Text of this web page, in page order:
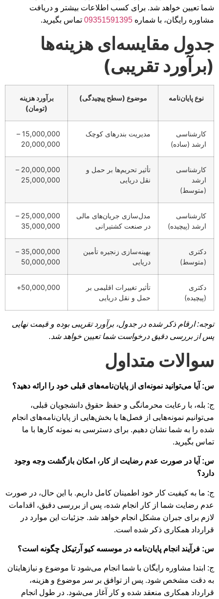
شما تعیین خواهد شد. برای کسب اطلاعات بیشتر و دریافت
مشاوره رایگان، با شماره 09351591395 تماس بگیرید.
جدول مقایسه‌ای هزینه‌ها
(برآورد تقریبی)
نوع پایان‌نامه موضوع (سطح پیچیدگی)
برآورد هزینه
(تومان)
کارشناسی
ارشد (ساده)
مدیریت بندرهای کوچک
15,000,000 –
20,000,000
کارشناسی
ارشد
(متوسط)
تأثیر تحریم‌ها بر حمل و
نقل دریایی
20,000,000 –
25,000,000
کارشناسی
ارشد (پیچیده)
مدل‌سازی جریان‌های مالی
در صنعت کشتیرانی
25,000,000 –
35,000,000
دکتری
(متوسط)
بهینه‌سازی زنجیره تأمین
دریایی
35,000,000 –
50,000,000
دکتری
(پیچیده)
تأثیر تغییرات اقلیمی بر
حمل و نقل دریایی
50,000,000+
توجه: ارقام ذکر شده در جدول، برآورد تقریبی بوده و قیمت نهایی
پس از بررسی دقیق درخواست شما تعیین خواهد شد.
سوالات متداول
س: آیا می‌توانید نمونه‌ای از پایان‌نامه‌های قبلی خود را ارائه دهید؟
ج: بله، با رعایت محرمانگی و حفظ حقوق دانشجویان قبلی،
می‌توانیم نمونه‌هایی از فصل‌ها یا بخش‌هایی از پایان‌نامه‌های انجام
شده را به شما نشان دهیم. برای دسترسی به نمونه کارها با ما
تماس بگیرید.
س: آیا در صورت عدم رضایت از کار، امکان بازگشت وجه وجود
دارد؟
ج: ما به کیفیت کار خود اطمینان کامل داریم. با این حال، در صورت
عدم رضایت شما از کار انجام شده، پس از بررسی دقیق، اقدامات
لازم برای جبران مشکل انجام خواهد شد. جزئیات این موارد در
قرارداد همکاری ذکر شده است.
س: فرآیند انجام پایان‌نامه در موسسه کیو آرتیکل چگونه است؟
ج: ابتدا مشاوره رایگان با شما انجام می‌شود تا موضوع و نیازهایتان
به دقت مشخص شود. پس از توافق بر سر موضوع و هزینه،
قرارداد همکاری منعقد شده و کار آغاز می‌شود. در طول انجام